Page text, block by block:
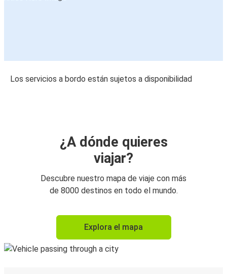
Los servicios a bordo están sujetos a disponibilidad
¿A dónde quieres
viajar?
Descubre nuestro mapa de viaje con más
de 8000 destinos en todo el mundo.
Explora el mapa